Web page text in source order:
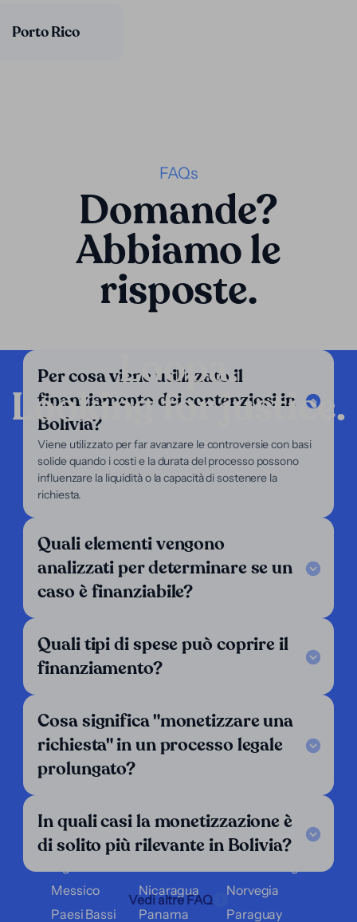
Porto Rico
FAQs
Domande?
Abbiamo le
risposte.
Per cosa viene utilizzato il
finanziamento dei contenziosi in
Bolivia?
Viene utilizzato per far avanzare le controversie con basi
solide quando i costi e la durata del processo possono
influenzare la liquidità o la capacità di sostenere la
richiesta.
Quali elementi vengono
analizzati per determinare se un
caso è finanziabile?
Quali tipi di spese può coprire il
finanziamento?
Cosa significa "monetizzare una
richiesta" in un processo legale
prolungato?
In quali casi la monetizzazione è
di solito più rilevante in Bolivia?
Vedi altre FAQ
Loopa.
Looking for justice.
Azienda
I nostri servizi
Il nostro focus
Chi siamo
Legal Notice
FAQ
I nostri criteri
Seguici
LinkedIn
Argentina Austria
Belgio
Bolivia
Brasile
Cile
Colombia
Finlandia
Francia
Germania
Grecia
Guatemala
Honduras
Messico
Nicaragua
Norvegia
Paesi Bassi
Panama Paraguay